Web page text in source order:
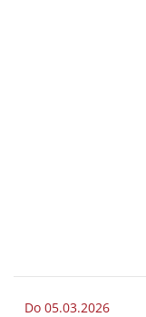
Do 05.03.2026